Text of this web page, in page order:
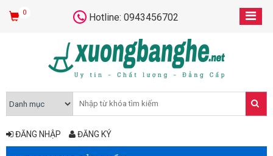
0 Hotline: 0943456702
ĐĂNG NHẬP ĐĂNG KÝ